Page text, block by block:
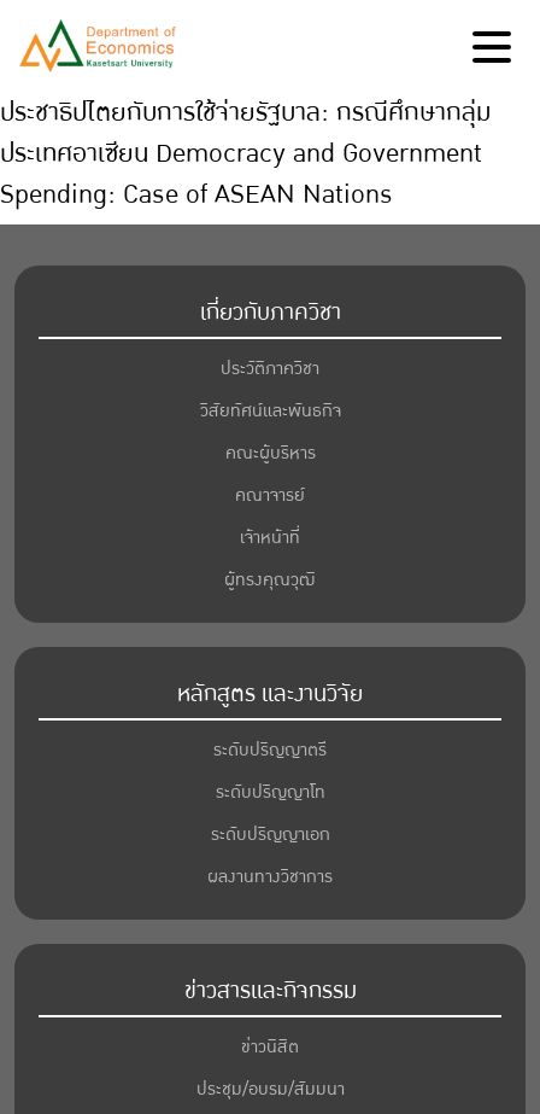
ประชาธิปไตยกับการใช้จ่ายรัฐบาล: กรณีศึกษากลุ่ม
ประเทศอาเซียน Democracy and Government
Spending: Case of ASEAN Nations
เกี่ยวกับภาควิชา
ประวัติภาควิชา
วิสัยทัศน์และพันธกิจ
คณะผู้บริหาร
คณาจารย์
เจ้าหน้าที่
ผู้ทรงคุณวุฒิ
หลักสูตร และงานวิจัย
ระดับปริญญาตรี
ระดับปริญญาโท
ระดับปริญญาเอก
ผลงานทางวิชาการ
ข่าวสารและกิจกรรม
ข่าวนิสิต
ประชุม/อบรม/สัมมนา